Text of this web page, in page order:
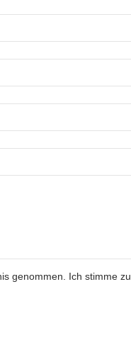
genommen. Ich stimme